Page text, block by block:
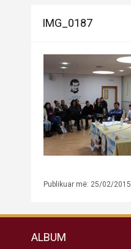
IMG_0187
Publikuar më: 25/02/2015
ALBUM